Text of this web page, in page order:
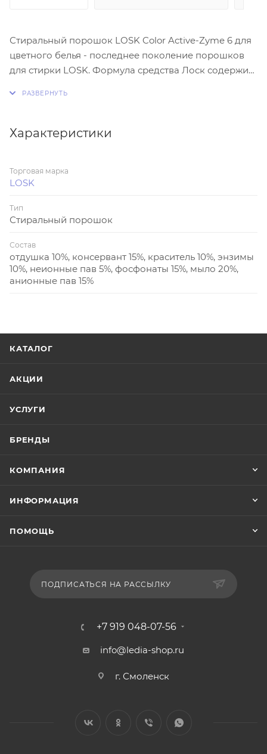
Стиральный порошок LOSK Color Active-Zyme 6 для
цветного белья - последнее поколение порошков
для стирки LOSK. Формула средства Лоск содержит
цветной одежды, при этом, цвета остаются яркими и
композицию, которая дарит вещам на 40 % больше
свежести, по сравнению с предыдущим поколением
порошков. Таким образом, результатом стирки
будет чистое и свежее белье.
Характеристики
Торговая марка
LOSK
Тип
Стиральный порошок
Состав
отдушка 10%, консервант 15%, краситель 10%, энзимы
10%, неионные пав 5%, фосфонаты 15%, мыло 20%,
анионные пав 15%
КАТАЛОГ
АКЦИИ
УСЛУГИ
БРЕНДЫ
КОМПАНИЯ
ИНФОРМАЦИЯ
ПОМОЩЬ
ПОДПИСАТЬСЯ НА РАССЫЛКУ
+7 919 048-07-56
info@ledia-shop.ru
г. Смоленск